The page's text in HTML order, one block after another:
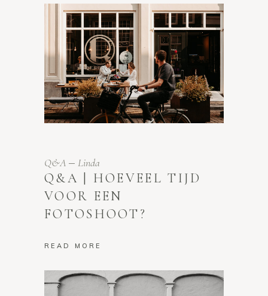
Q&A Linda
Q&A | HOEVEEL TIJD
VOOR EEN
FOTOSHOOT?
READ MORE